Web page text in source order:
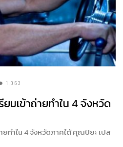
1,063
ยมเข้าถ่ายทำใน 4 จังหวัด
ยทำใน 4 จังหวัดภาคใต้ คุณปิยะ เปส